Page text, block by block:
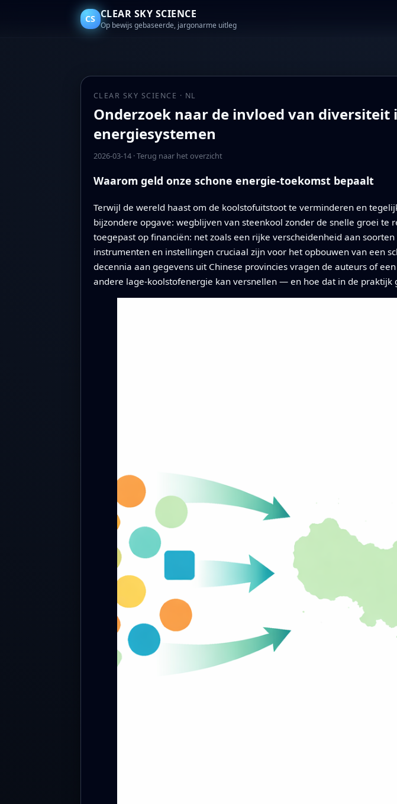
CS CLEAR SKY SCIENCE
Op bewijs gebaseerde, jargonarme uitleg
CLEAR SKY SCIENCE · NL
Onderzoek naar de invloed van
energiesystemen
2026-03-14·Terug naar het overzicht
Waarom geld onze schone energie-toekomst bepaalt
Terwijl de wereld haast om de koolstofuitstoot te verminderen en
bijzondere opgave: wegblijven van steenkool zonder de snelle groei te
toegepast op financiën: net zoals een rijke verscheidenheid aan
instrumenten en instellingen cruciaal zijn voor het opbouwen van een
decennia aan gegevens uit Chinese provincies vragen de auteurs of
andere lage-koolstofenergie kan versnellen — en hoe dat in de praktijk